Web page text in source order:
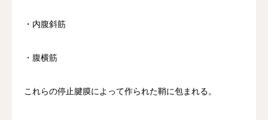
・内腹斜筋
・腹横筋
これらの停止腱膜によって作られた鞘に包まれる。